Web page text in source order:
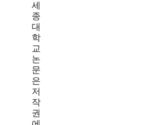
세
종
대
학
교
논
문
은
저
작
권